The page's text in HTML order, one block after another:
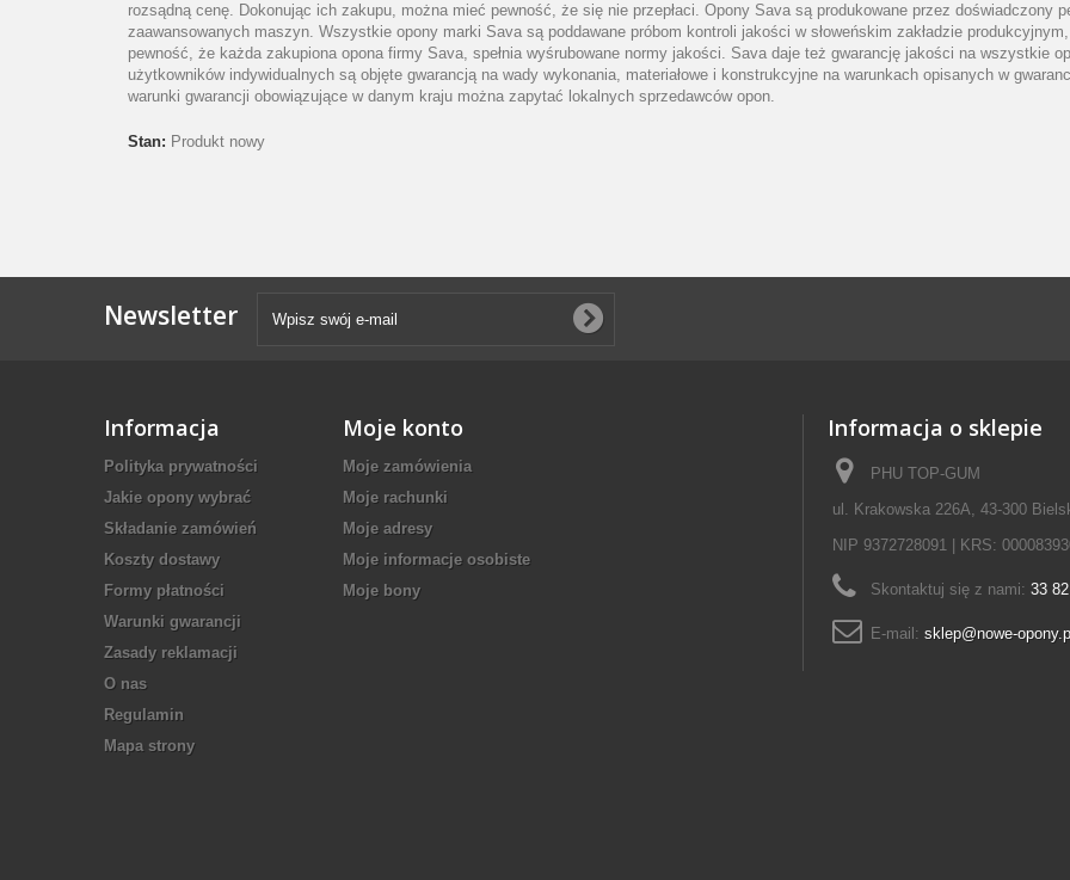
rozsądną cenę. Dokonując ich zakupu, można mieć pewność, że się nie przepłaci. Opony Sava są produkowane przez doświadczony
zaawansowanych maszyn. Wszystkie opony marki Sava są poddawane próbom kontroli jakości w słoweńskim zakładzie
pewność, że każda zakupiona opona firmy Sava, spełnia wyśrubowane normy jakości. Sava daje też gwarancję jakości na wszystkie
użytkowników indywidualnych są objęte gwarancją na wady wykonania, materiałowe i konstrukcyjne na warunkach opisanych w
warunki gwarancji obowiązujące w danym kraju można zapytać lokalnych sprzedawców opon.
Stan: Produkt nowy
Newsletter
Informacja
Polityka prywatności
Jakie opony wybrać
Składanie zamówień
Koszty dostawy
Formy płatności
Warunki gwarancji
Zasady reklamacji
O nas
Regulamin
Mapa strony
Moje konto
Moje zamówienia
Moje rachunki
Moje adresy
Moje informacje osobiste
Moje bony
Informacja o sklepie
PHU TOP-GUM
ul. Krakowska 226A, 43-300
NIP 9372728091 | KRS:
Skontaktuj się z nami: 33
E-mail: sklep@nowe-